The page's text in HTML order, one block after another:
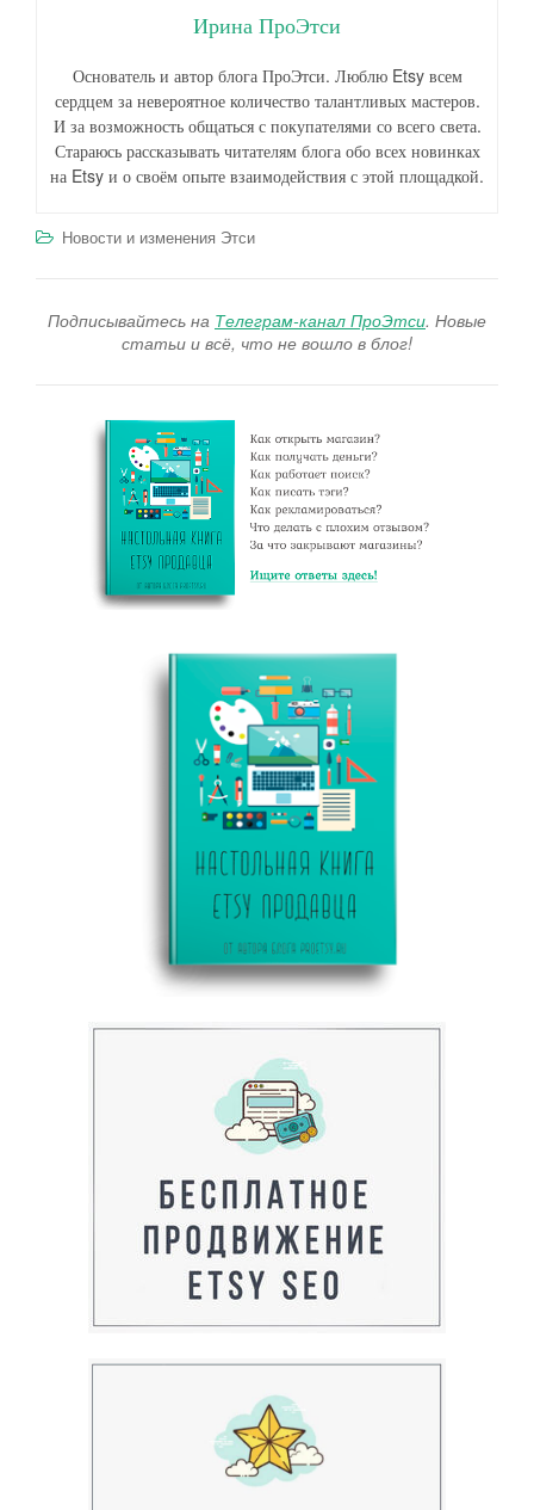
Ирина ПроЭтси
Основатель и автор блога ПроЭтси. Люблю Etsy всем
сердцем за невероятное количество талантливых мастеров.
И за возможность общаться с покупателями со всего света.
Стараюсь рассказывать читателям блога обо всех новинках
на Etsy и о своём опыте взаимодействия с этой площадкой.
Новости и изменения Этси
Подписывайтесь на Телеграм-канал ПроЭтси. Новые
статьи и всё, что не вошло в блог!